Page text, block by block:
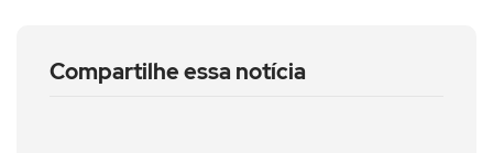
Compartilhe essa notícia